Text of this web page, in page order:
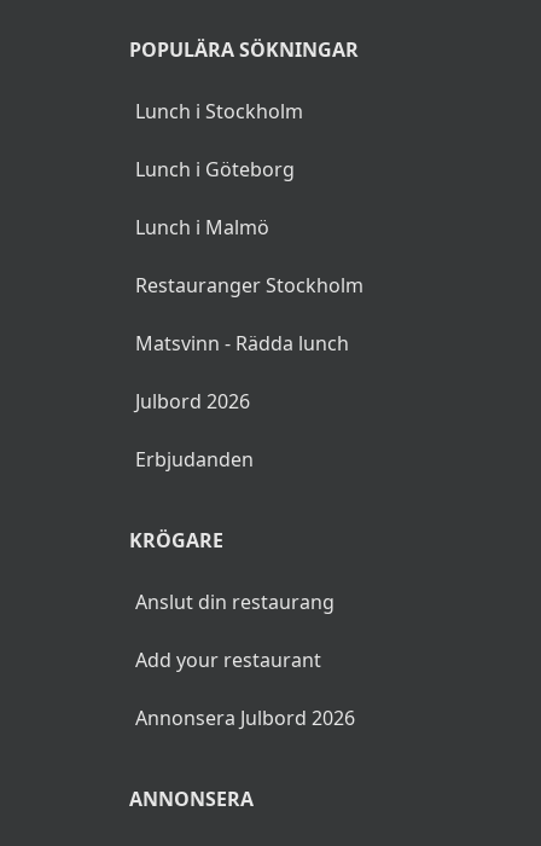
POPULÄRA SÖKNINGAR
Lunch i Stockholm
Lunch i Göteborg
Lunch i Malmö
Restauranger Stockholm
Matsvinn - Rädda lunch
Julbord 2026
Erbjudanden
KRÖGARE
Anslut din restaurang
Add your restaurant
Annonsera Julbord 2026
ANNONSERA